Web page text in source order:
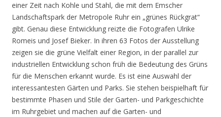
einer Zeit nach Kohle und Stahl, die mit dem Emscher
Landschaftspark der Metropole Ruhr ein „grünes Rückgrat“
gibt. Genau diese Entwicklung reizte die Fotografen Ulrike
Romeis und Josef Bieker. In ihren 63 Fotos der Ausstellung
zeigen sie die grüne Vielfalt einer Region, in der parallel zur
industriellen Entwicklung schon früh die Bedeutung des Grüns
für die Menschen erkannt wurde. Es ist eine Auswahl der
interessantesten Gärten und Parks. Sie stehen beispielhaft für
bestimmte Phasen und Stile der Garten- und Parkgeschichte
im Ruhrgebiet und machen auf die Garten- und